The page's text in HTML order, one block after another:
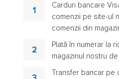
Carduri bancare
comenzii pe site-ul
comenzii din
Plată în numerar la
magazinul nostru
Transfer bancar pe